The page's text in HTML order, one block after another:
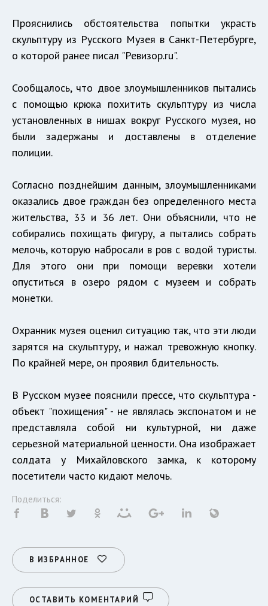
Прояснились обстоятельства попытки украсть
скульптуру из Русского Музея в Санкт-Петербурге,
о которой ранее писал "Ревизор.ru".
Сообщалось, что двое злоумышленников пытались
с помощью крюка похитить скульптуру из числа
установленных в нишах вокруг Русского музея, но
были задержаны и доставлены в отделение
полиции.
Согласно позднейшим данным, злоумышленниками
оказались двое граждан без определенного места
жительства, 33 и 36 лет. Они объяснили, что не
собирались похищать фигуру, а пытались собрать
мелочь, которую набросали в ров с водой туристы.
Для этого они при помощи веревки хотели
опуститься в озеро рядом с музеем и собрать
монетки.
Охранник музея оценил ситуацию так, что эти люди
зарятся на скульптуру, и нажал тревожную кнопку.
По крайней мере, он проявил бдительность.
В Русском музее пояснили прессе, что скульптура -
объект "похищения" - не являлась экспонатом и не
представляла собой ни культурной, ни даже
серьезной материальной ценности. Она изображает
солдата у Михайловского замка, к которому
посетители часто кидают мелочь.
Поделиться:
В ИЗБРАННОЕ
ОСТАВИТЬ КОМЕНТАРИЙ